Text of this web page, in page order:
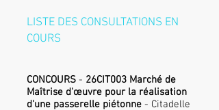
LISTE DES CONSULTATIONS EN
COURS
CONCOURS - 26CIT003 Marché de
Maîtrise d'œuvre pour la réalisation
d'une passerelle piétonne - Citadelle